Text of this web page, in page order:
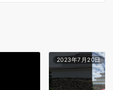
2023年7月20日